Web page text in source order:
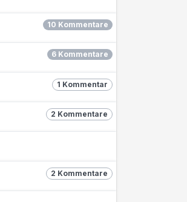
10 Kommentare
6 Kommentare
1 Kommentar
2 Kommentare
2 Kommentare